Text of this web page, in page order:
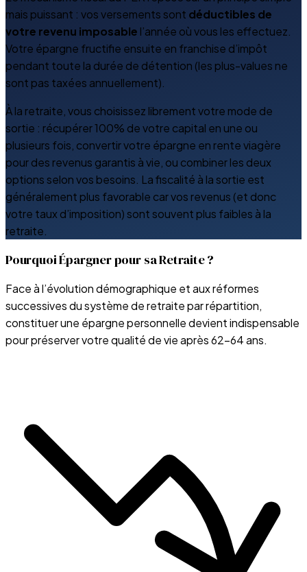
mais puissant : vos versements sont déductibles de
votre revenu imposable l’année où vous les effectuez.
Votre épargne fructifie ensuite en franchise d’impôt
pendant toute la durée de détention (les plus-values ne
sont pas taxées annuellement).
À la retraite, vous choisissez librement votre mode de
sortie : récupérer 100% de votre capital en une ou
plusieurs fois, convertir votre épargne en rente viagère
pour des revenus garantis à vie, ou combiner les deux
options selon vos besoins. La fiscalité à la sortie est
généralement plus favorable car vos revenus (et donc
votre taux d’imposition) sont souvent plus faibles à la
retraite.
Pourquoi Épargner pour sa Retraite ?
Face à l’évolution démographique et aux réformes
successives du système de retraite par répartition,
constituer une épargne personnelle devient indispensable
pour préserver votre qualité de vie après 62-64 ans.